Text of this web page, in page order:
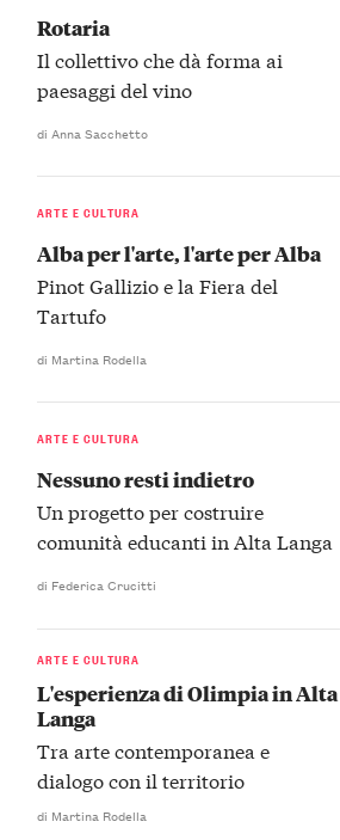
Rotaria
Il collettivo che dà forma ai
paesaggi del vino
di Anna Sacchetto
ARTE E CULTURA
Alba per l'arte, l'arte per Alba
Pinot Gallizio e la Fiera del
Tartufo
di Martina Rodella
ARTE E CULTURA
Nessuno resti indietro
Un progetto per costruire
comunità educanti in Alta Langa
di Federica Crucitti
ARTE E CULTURA
L'esperienza di Olimpia in Alta
Langa
Tra arte contemporanea e
dialogo con il territorio
di Martina Rodella